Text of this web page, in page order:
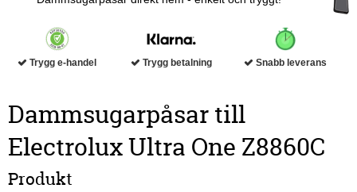
Trygg e-handel Trygg betalning Snabb leverans
Dammsugarpåsar till
Electrolux Ultra One Z8860C
Produkt